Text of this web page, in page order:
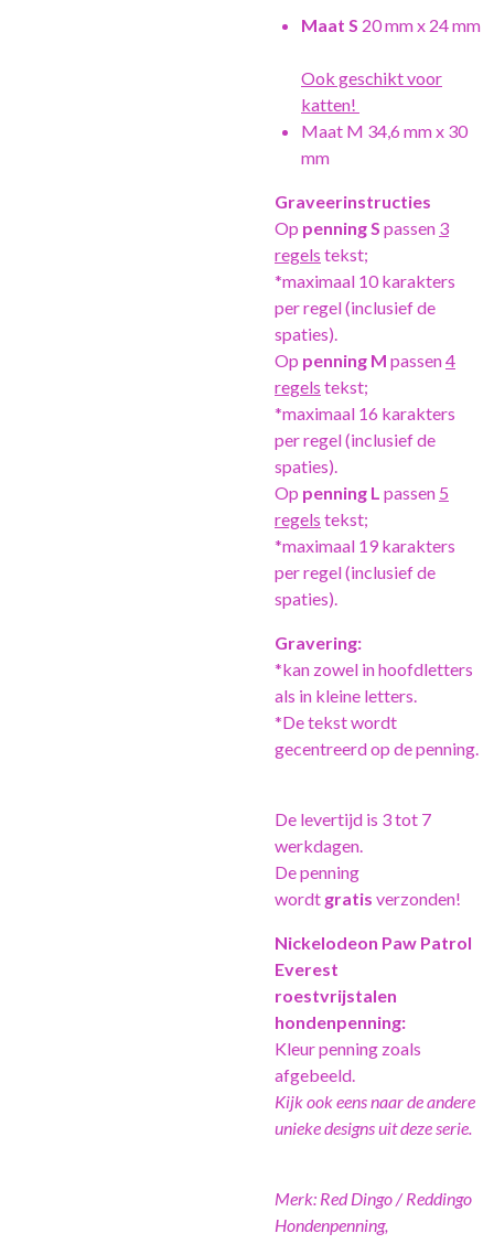
Maat S 20 mm x 24 mm
Ook geschikt voor
katten!
Maat M 34,6 mm x 30
mm
Graveerinstructies
Op penning S passen 3
regels tekst;
*maximaal 10 karakters
per regel (inclusief de
spaties).
Op penning M passen4
regels tekst;
*maximaal 16 karakters
per regel (inclusief de
spaties).
Op penning L passen 5
regels tekst;
*maximaal 19 karakters
per regel (inclusief de
spaties).
Gravering:
*kan zowel in hoofdletters
als in kleine letters.
*De tekst wordt
gecentreerd op de penning.
De levertijd is 3 tot 7
werkdagen.
De penning
wordt gratis verzonden!
Nickelodeon Paw Patrol
Everest
roestvrijstalen
hondenpenning:
Kleur penning zoals
afgebeeld.
Kijk ook eens naar de andere
unieke designs uit deze serie.
Merk: Red Dingo / Reddingo
Hondenpenning,